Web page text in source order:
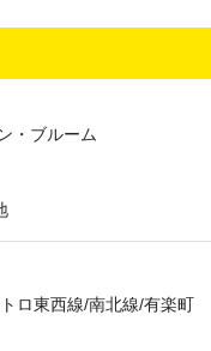
・ブルーム
ロ東西線/南北線/有楽町